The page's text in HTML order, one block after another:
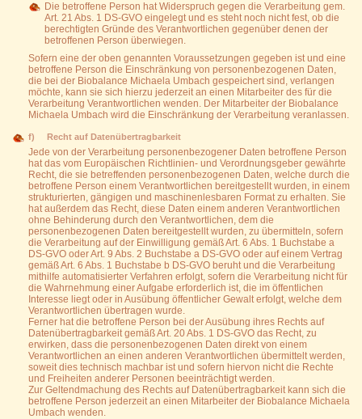
Die betroffene Person hat Widerspruch gegen die Verarbeitung gem.
Art. 21 Abs. 1 DS-GVO eingelegt und es steht noch nicht fest, ob die
berechtigten Gründe des Verantwortlichen gegenüber denen der
betroffenen Person überwiegen.
Sofern eine der oben genannten Voraussetzungen gegeben ist und eine
betroffene Person die Einschränkung von personenbezogenen Daten,
die bei der Biobalance Michaela Umbach gespeichert sind, verlangen
möchte, kann sie sich hierzu jederzeit an einen Mitarbeiter des für die
Verarbeitung Verantwortlichen wenden. Der Mitarbeiter der Biobalance
Michaela Umbach wird die Einschränkung der Verarbeitung veranlassen.
f) Recht auf Datenübertragbarkeit
Jede von der Verarbeitung personenbezogener Daten betroffene Person
hat das vom Europäischen Richtlinien- und Verordnungsgeber gewährte
Recht, die sie betreffenden personenbezogenen Daten, welche durch die
betroffene Person einem Verantwortlichen bereitgestellt wurden, in einem
strukturierten, gängigen und maschinenlesbaren Format zu erhalten. Sie
hat außerdem das Recht, diese Daten einem anderen Verantwortlichen
ohne Behinderung durch den Verantwortlichen, dem die
personenbezogenen Daten bereitgestellt wurden, zu übermitteln, sofern
die Verarbeitung auf der Einwilligung gemäß Art. 6 Abs. 1 Buchstabe a
DS-GVO oder Art. 9 Abs. 2 Buchstabe a DS-GVO oder auf einem Vertrag
gemäß Art. 6 Abs. 1 Buchstabe b DS-GVO beruht und die Verarbeitung
mithilfe automatisierter Verfahren erfolgt, sofern die Verarbeitung nicht für
die Wahrnehmung einer Aufgabe erforderlich ist, die im öffentlichen
Interesse liegt oder in Ausübung öffentlicher Gewalt erfolgt, welche dem
Verantwortlichen übertragen wurde.
Ferner hat die betroffene Person bei der Ausübung ihres Rechts auf
Datenübertragbarkeit gemäß Art. 20 Abs. 1 DS-GVO das Recht, zu
erwirken, dass die personenbezogenen Daten direkt von einem
Verantwortlichen an einen anderen Verantwortlichen übermittelt werden,
soweit dies technisch machbar ist und sofern hiervon nicht die Rechte
und Freiheiten anderer Personen beeinträchtigt werden.
Zur Geltendmachung des Rechts auf Datenübertragbarkeit kann sich die
betroffene Person jederzeit an einen Mitarbeiter der Biobalance Michaela
Umbach wenden.